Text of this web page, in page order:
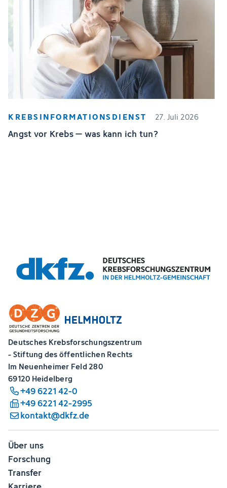
KREBSINFORMATIONSDIENST 27. Juli 2026
Angst vor Krebs – was kann ich tun?
Deutsches Krebsforschungszentrum
- Stiftung des öffentlichen Rechts
Im Neuenheimer Feld 280
69120 Heidelberg
+49 6221 42-0
+49 6221 42-2995
kontakt@dkfz.de
Über uns
Forschung
Transfer